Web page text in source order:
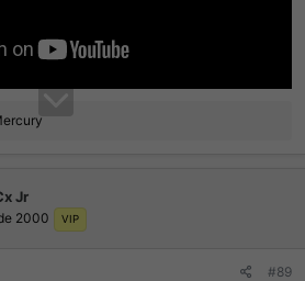
Jr
2000 VIP
#89